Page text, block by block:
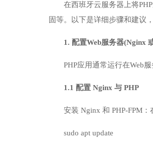
在西班牙云服务器上将
固等。以下是详细步骤和建议
1. 配置Web服务器(Nginx
PHP应用通常运行在Web
1.1 配置 Nginx 与 PHP
安装 Nginx 和 PHP-FPM：
sudo apt update